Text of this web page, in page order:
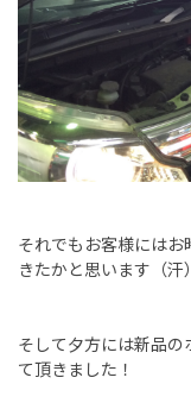
それでもお客様には
きたかと思います（汗）
そして夕方には新品
て頂きました！